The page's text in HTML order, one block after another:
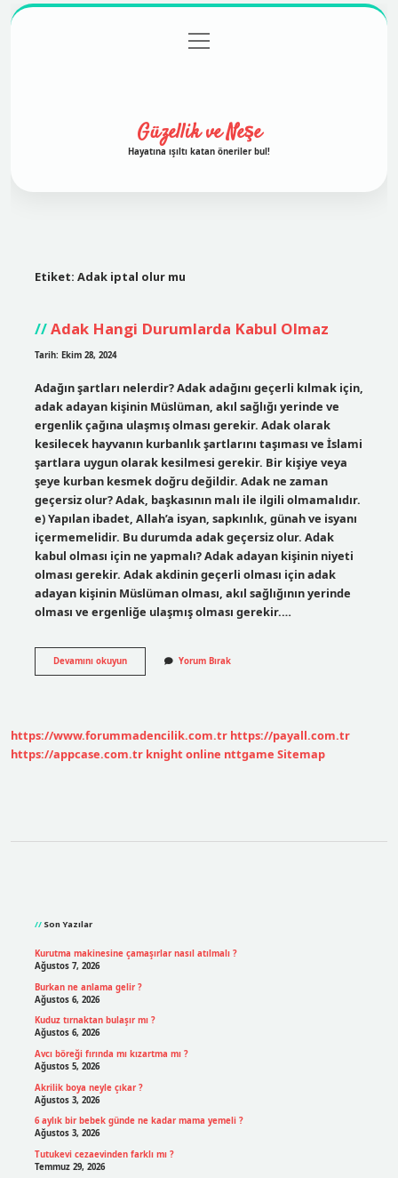
Gizlilik Politikası
menüyü
aç
Güzellik ve Neşe
Hayatına ışıltı katan öneriler bul!
Etiket: Adak iptal olur mu
Adak Hangi Durumlarda Kabul Olmaz
Tarih: Ekim 28, 2024
Adağın şartları nelerdir? Adak adağını geçerli kılmak için,
adak adayan kişinin Müslüman, akıl sağlığı yerinde ve
ergenlik çağına ulaşmış olması gerekir. Adak olarak
kesilecek hayvanın kurbanlık şartlarını taşıması ve İslami
şartlara uygun olarak kesilmesi gerekir. Bir kişiye veya
şeye kurban kesmek doğru değildir. Adak ne zaman
geçersiz olur? Adak, başkasının malı ile ilgili olmamalıdır.
e) Yapılan ibadet, Allah’a isyan, sapkınlık, günah ve isyanı
içermemelidir. Bu durumda adak geçersiz olur. Adak
kabul olması için ne yapmalı? Adak adayan kişinin niyeti
olması gerekir. Adak akdinin geçerli olması için adak
adayan kişinin Müslüman olması, akıl sağlığının yerinde
olması ve ergenliğe ulaşmış olması gerekir.…
Devamını okuyunAdak
Hangi
Yorum Bırak
https://www.forummadencilik.com.tr https://payall.com.tr
https://appcase.com.tr knight online nttgame Sitemap
Son Yazılar
Kurutma makinesine çamaşırlar nasıl atılmalı ?
Ağustos 7, 2026
Burkan ne anlama gelir ?
Ağustos 6, 2026
Kuduz tırnaktan bulaşır mı ?
Ağustos 6, 2026
Avcı böreği fırında mı kızartma mı ?
Ağustos 5, 2026
Akrilik boya neyle çıkar ?
Ağustos 3, 2026
6 aylık bir bebek günde ne kadar mama yemeli ?
Ağustos 3, 2026
Tutukevi cezaevinden farklı mı ?
Temmuz 29, 2026